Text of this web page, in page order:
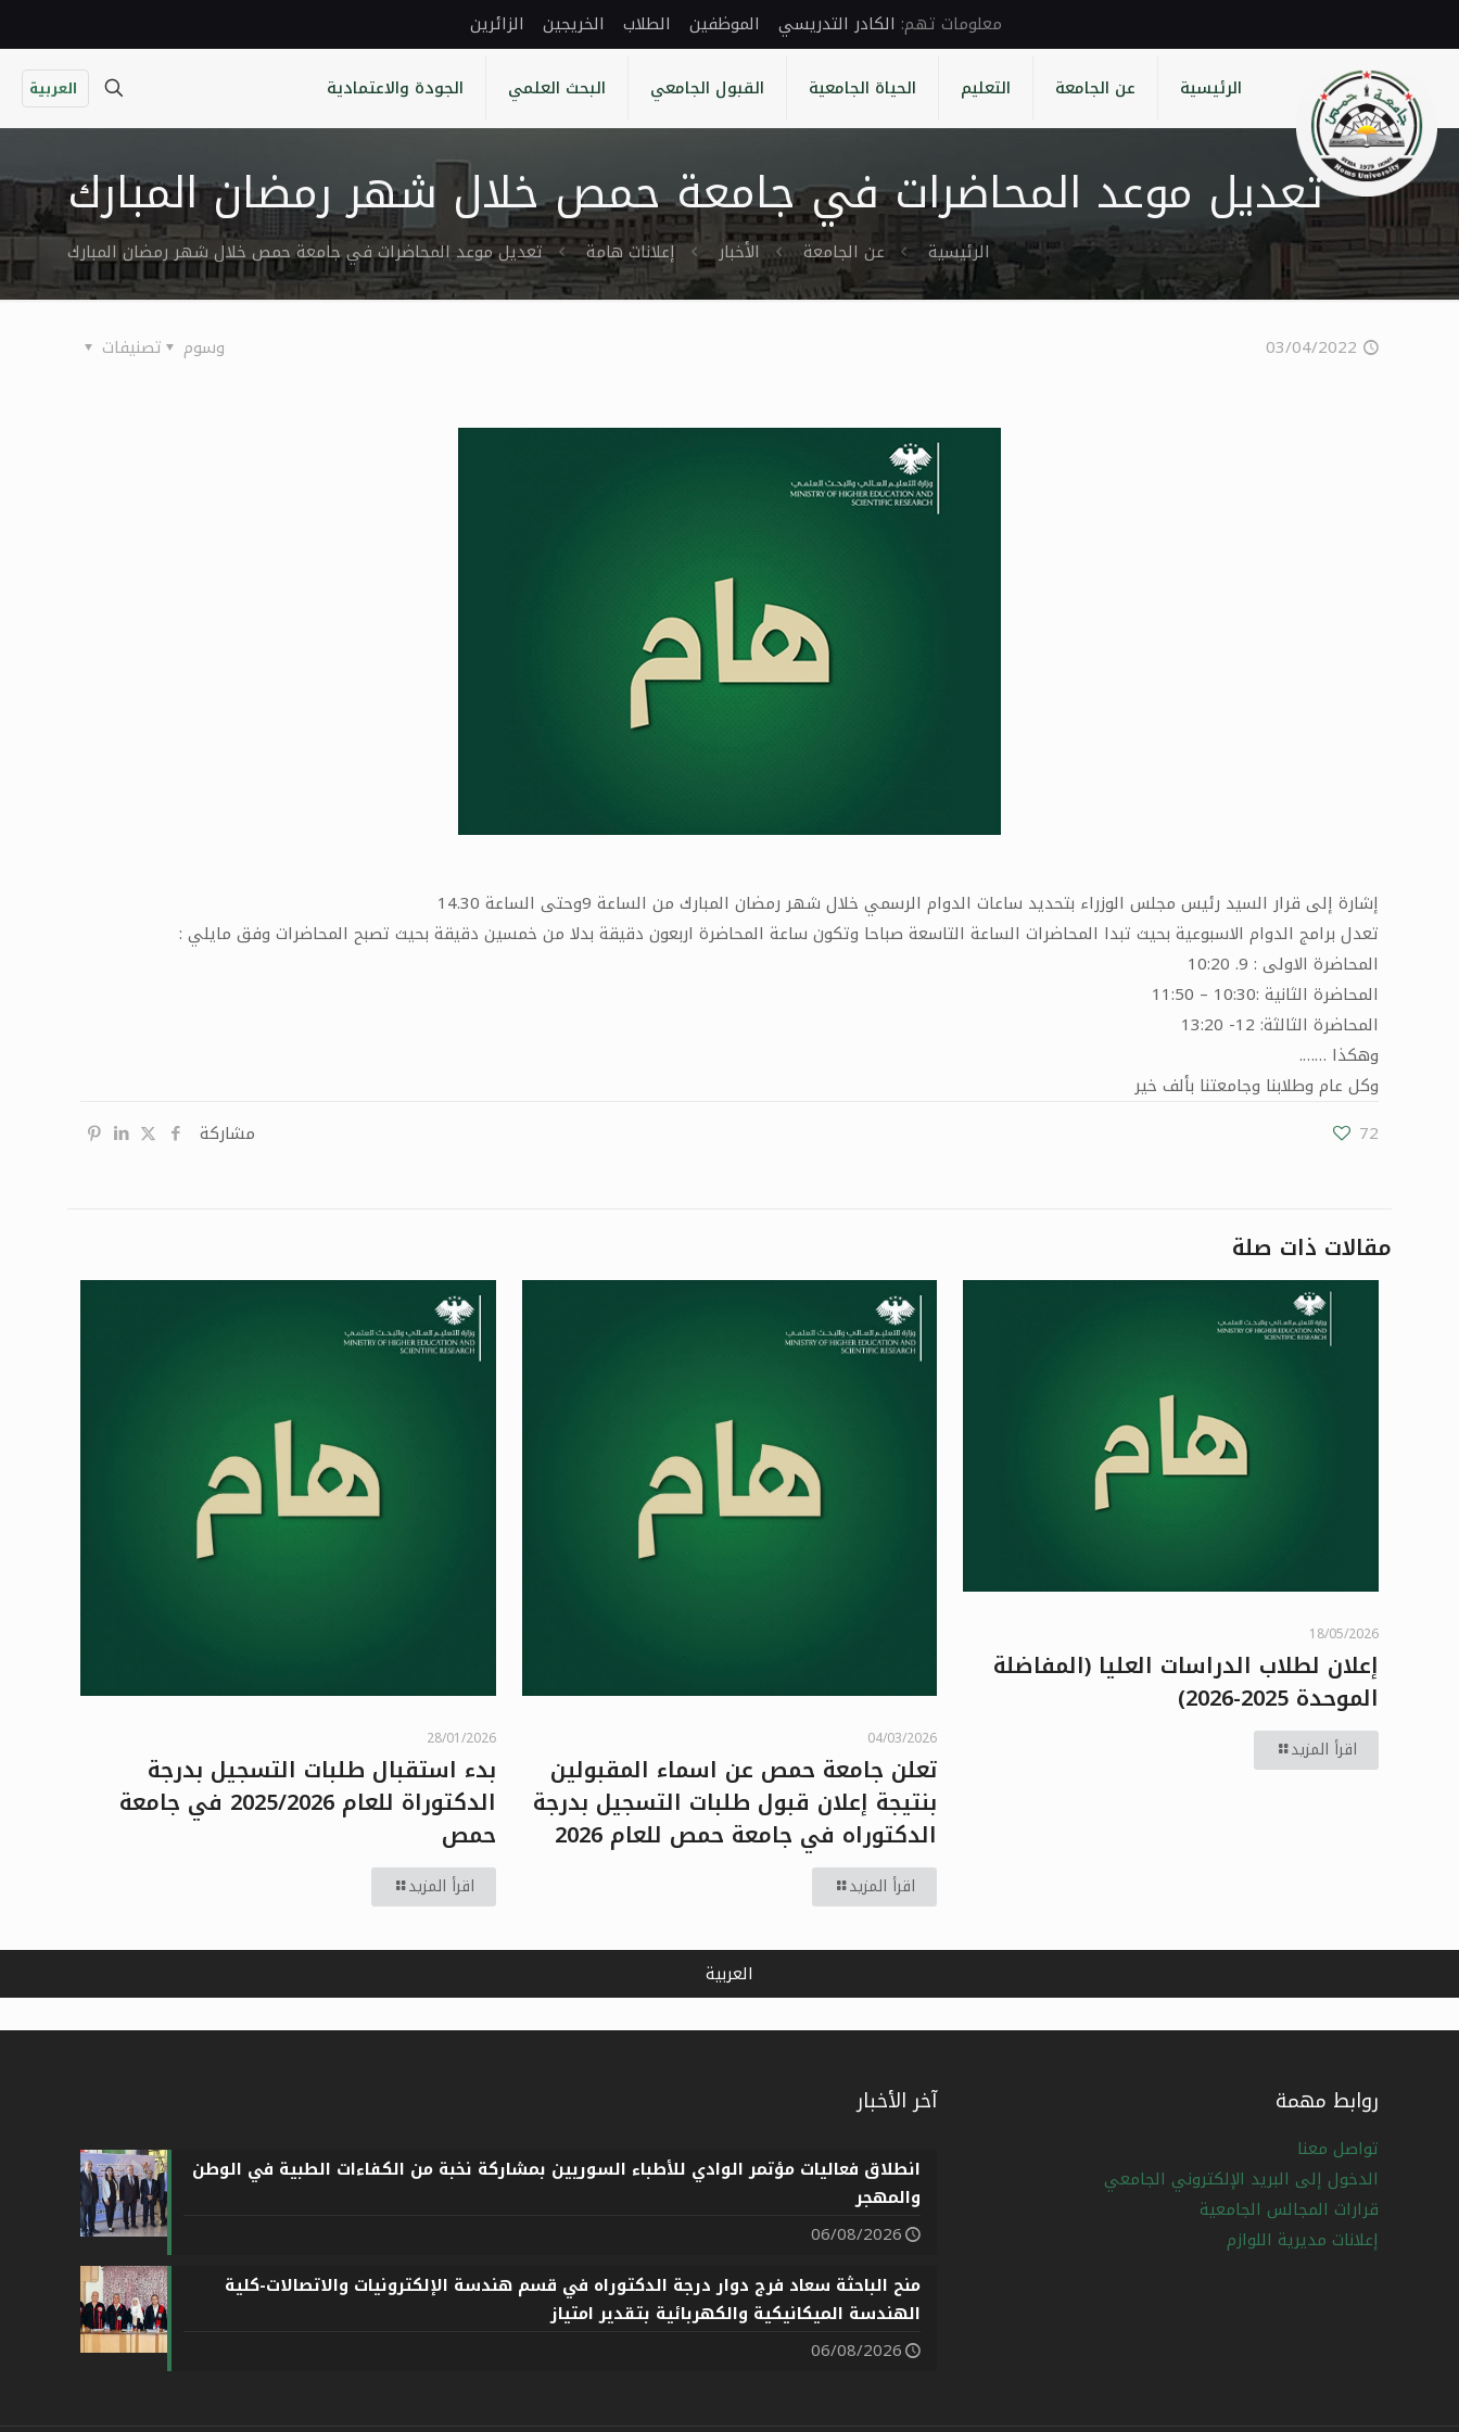
الكادر التدريسي الموظفين الطلاب الخريجين الزائرين
الرئيسية عن الجامعة التعليم الحياة الجامعية القبول الجامعي البحث العلمي الجودة والاعتمادية العربية
تعديل موعد المحاضرات في جامعة حمص خلال شهر رمضان المبارك
الرئيسية عن الجامعة الأخبار إعلانات هامة تعديل موعد المحاضرات في جامعة حمص خلال شهر رمضان المبارك
03/04/2022 تصنيفات وسوم
إشارة إلى قرار السيد رئيس مجلس الوزراء بتحديد ساعات الدوام الرسمي خلال شهر رمضان المبارك من الساعة 9وحتى الساعة 14.30
تعدل برامج الدوام الاسبوعية بحيث تبدا المحاضرات الساعة التاسعة صباحا وتكون ساعة المحاضرة اربعون دقيقة بدلا من خمسين دقيقة بحيث تصبح المحاضرات وفق مايلي :
المحاضرة الاولى : 9. 10:20
المحاضرة الثانية :10:30 – 11:50
المحاضرة الثالثة: 12- 13:20
وهكذا …….
وكل عام وطلابنا وجامعتنا بألف خير
مشاركة
72
مقالات ذات صلة
18/05/2026
إعلان لطلاب الدراسات العليا (المفاضلة
الموحدة 2025-2026)
اقرأ المزيد 04/03/2026
تعلن جامعة حمص عن اسماء المقبولين
بنتيجة إعلان قبول طلبات التسجيل بدرجة
الدكتوراه في جامعة حمص للعام 2026
اقرأ المزيد
28/01/2026
بدء استقبال طلبات التسجيل بدرجة
الدكتوراة للعام 2025/2026 في جامعة
حمص
اقرأ المزيد
روابط مهمة
تواصل معنا
الدخول إلى البريد الإلكتروني الجامعي
قرارات المجالس الجامعية
إعلانات مديرية اللوازم
آخر الأخبار
انطلاق فعاليات مؤتمر الوادي للأطباء السوريين بمشاركة نخبة من الكفاءات الطبية في الوطن
والمهجر
06/08/2026
منح الباحثة سعاد فرج دوار درجة الدكتوراه في قسم هندسة الإلكترونيات والاتصالات-كلية
الهندسة الميكانيكية والكهربائية بتقدير امتياز
06/08/2026
العربية